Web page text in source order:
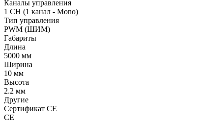
Каналы управления
1 CH (1 канал - Mono)
Тип управления
PWM (ШИМ)
Габариты
Длина
5000 мм
Ширина
10 мм
Высота
2.2 мм
Другие
Сертификат CE
CE